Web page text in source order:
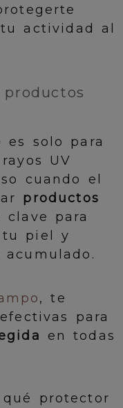
actividad al
es solo para
UV
cuando el
productos
clave para
tu piel y
, te
para
en todas
protector